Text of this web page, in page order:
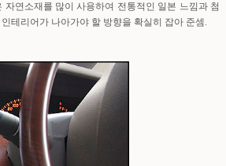
연소재를 많이 사용하여 전통적인 일본 느낌과 첨
테리어가 나아가야 할 방향을 확실히 잡아 준셈.